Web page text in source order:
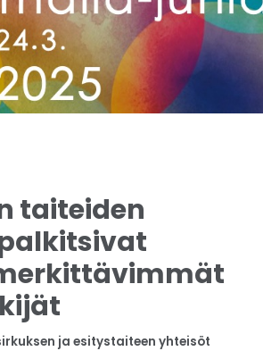
taiteiden
ja esitystaiteen yhteisöt